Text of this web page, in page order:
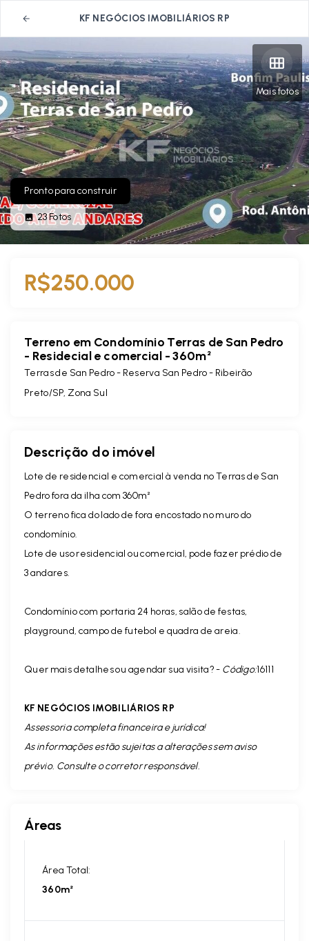
KF NEGÓCIOS IMOBILIÁRIOS RP
Mais fotos
Pronto para construir
23Fotos
R$250.000
Terreno em Condomínio Terras de San Pedro
- Residecial e comercial - 360m²
Terras de San Pedro - Reserva San Pedro - Ribeirão
Preto/SP, Zona Sul
Descrição do imóvel
Lote de residencial e comercial à venda no Terras de San
Pedro fora da ilha com 360m²
O terreno fica do lado de fora encostado no muro do
condomínio.
Lote de uso residencial ou comercial, pode fazer prédio de
3 andares.
Condomínio com portaria 24 horas, salão de festas,
playground, campo de futebol e quadra de areia.
Quer mais detalhes ou agendar sua visita? - Código:16111
KF NEGÓCIOS IMOBILIÁRIOS RP
Assessoria completa financeira e jurídica!
As informações estão sujeitas a alterações sem aviso
prévio. Consulte o corretor responsável.
Áreas
Área Total:
360m²